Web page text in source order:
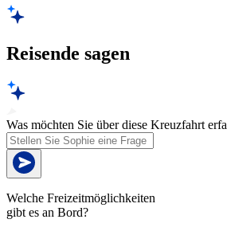
Reisende sagen
Was möchten Sie über diese Kreuzfahrt
Welche Freizeitmöglichkeiten
gibt es an Bord?